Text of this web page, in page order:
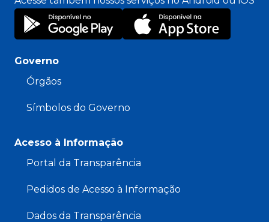
Governo
Órgãos
Símbolos do Governo
Acesso à Informação
Portal da Transparência
Pedidos de Acesso à Informação
Dados da Transparência